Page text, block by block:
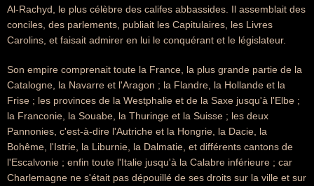
Al-Rachyd, le plus célèbre des califes abbassides. Il assemblait des
conciles, des parlements, publiait les Capitulaires, les Livres
Carolins, et faisait admirer en lui le conquérant et le législateur.
Son empire comprenait toute la France, la plus grande partie de la
Catalogne, la Navarre et l'Aragon ; la Flandre, la Hollande et la
Frise ; les provinces de la Westphalie et de la Saxe jusqu'à l'Elbe ;
la Franconie, la Souabe, la Thuringe et la Suisse ; les deux
Pannonies, c'est-à-dire l'Autriche et la Hongrie, la Dacie, la
Bohême, l'Istrie, la Liburnie, la Dalmatie, et différents cantons de
l'Escalvonie ; enfin toute l'Italie jusqu'à la Calabre inférieure ; car
Charlemagne ne s'était pas dépouillé de ses droits sur la ville et sur